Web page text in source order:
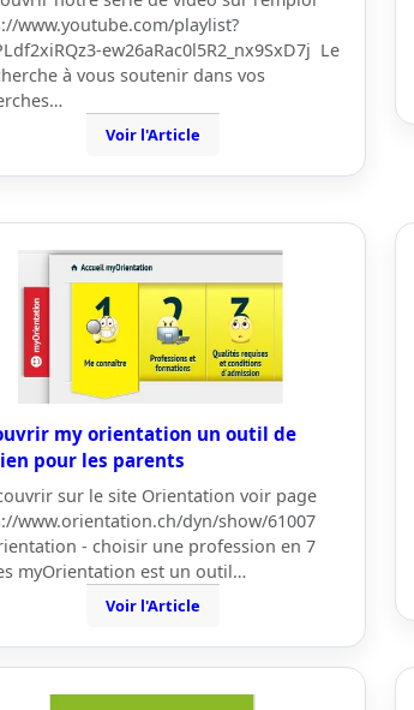
www.youtube.com/playlist?
ew26aRac0l5R2_nx9SxD7j Le
à vous soutenir dans vos
Voir l'Article
my orientation un outil de
pour les parents
sur le site Orientation voir page
www.orientation.ch/dyn/show/61007
- choisir une profession en 7
myOrientation est un outil…
Voir l'Article